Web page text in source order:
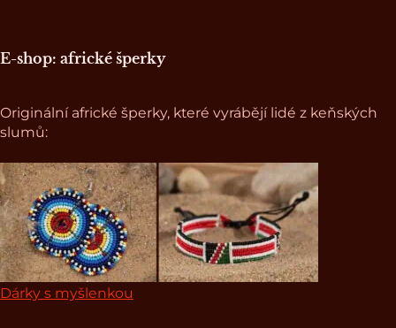
E-shop: africké šperky
Originální africké šperky, které vyrábějí lidé z keňských
slumů:
Dárky s myšlenkou